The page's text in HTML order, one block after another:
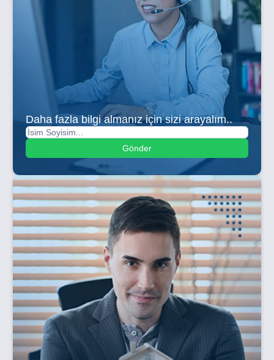
Daha fazla bilgi almanız için sizi arayalım..
Gönder